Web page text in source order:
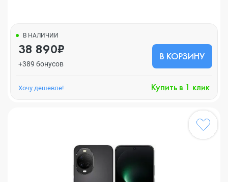
В НАЛИЧИИ
38 890₽
+389 бонусов
В КОРЗИНУ
Хочу дешевле! Купить в 1 клик